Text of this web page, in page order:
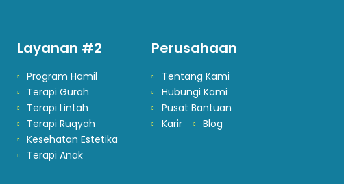
Layanan #2
Program Hamil
Terapi Gurah
Terapi Lintah
Terapi Ruqyah
Kesehatan Estetika
Terapi Anak
Perusahaan
Tentang Kami
Hubungi Kami
Pusat Bantuan
Karir
Blog